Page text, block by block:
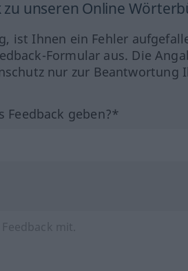
zu unseren Online
ist Ihnen ein Fehler
Formular aus. Die
nur zur Beantwortung
Feedback geben?*